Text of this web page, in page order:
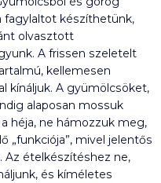
fagylaltot készíthetünk,
olvasztott
A frissen szeletelt
kellemesen
kínáljuk. A gyümölcsöket,
alaposan mossuk
héja, ne hámozzuk meg,
„funkciója”, mivel jelentős
Az ételkészítéshez ne,
és kíméletes